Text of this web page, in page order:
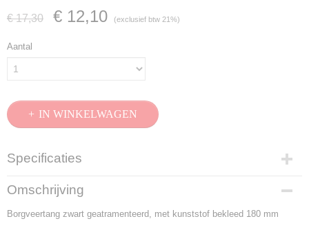
€ 17,30 € 12,10 (exclusief btw 21%)
Aantal
IN WINKELWAGEN
Specificaties
Productcode
44 11 J2
EAN code
Omschrijving
Borgveertang zwart geatramenteerd, met kunststof bekleed 180 mm